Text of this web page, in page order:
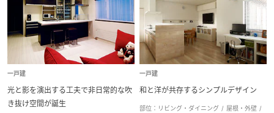
一戸建
光と影を演出する工夫で非日常的な吹
き抜け空間が誕生
一戸建
和と洋が共存するシンプルデザイン
部位： リビング・ダイニング
屋根・外壁